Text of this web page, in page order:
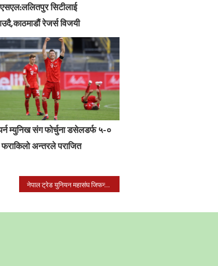
सिटीलाई
रेजर्स विजयी
म्युनिख संग फोर्चुना डसेलडर्फ ५-०
अन्तरले पराजित
नेपाल ट्रेड युनियन महासंघ जिफन्टको कार्यकर्ता प्रशिक्षण कार्यक्रम सम्पन्न